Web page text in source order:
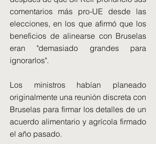
comentarios más pro-UE desde las
elecciones, en los que afirmó que los
beneficios de alinearse con Bruselas
eran "demasiado grandes para
ignorarlos".
Los ministros habían planeado
originalmente una reunión discreta con
Bruselas para firmar los detalles de un
acuerdo alimentario y agrícola firmado
el año pasado.